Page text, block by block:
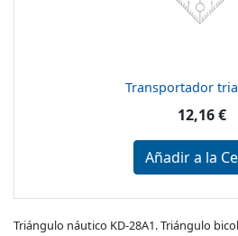
Transportador
12,16 €
Añadir a la
Triángulo náutico KD-28A1. Triángulo